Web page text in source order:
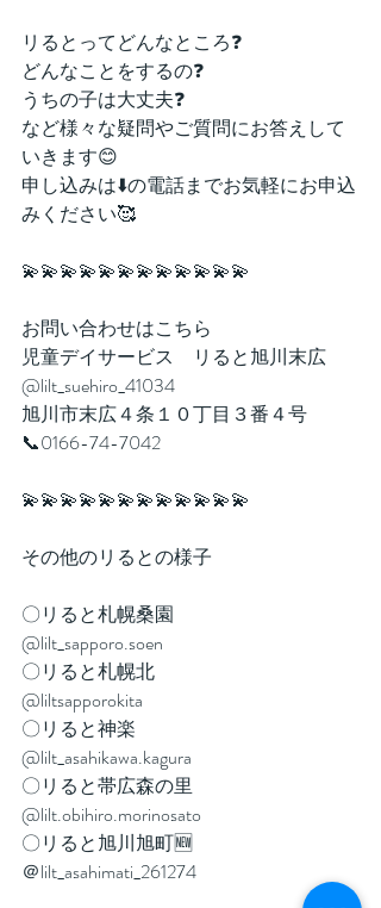
リるとってどんなところ❓⁡
どんなことをするの❓⁡
うちの子は大丈夫❓⁡
など様々な疑問やご質問にお答えして
いきます😊⁡⁡
申し込みは⬇️の電話までお気軽にお申込
みください🥰⁡
💫💫💫💫💫💫💫💫💫💫💫💫
お問い合わせはこちら
児童デイサービス　リると旭川末広
@lilt_suehiro_41034
旭川市末広４条１０丁目３番４号
📞0166-74-7042
💫💫💫💫💫💫💫💫💫💫💫💫
その他のリるとの様子
〇リると札幌桑園
@lilt_sapporo.soen
〇リると札幌北
@liltsapporokita
〇リると神楽
@lilt_asahikawa.kagura
〇リると帯広森の里
@lilt.obihiro.morinosato
〇リると旭川旭町🆕
＠lilt_asahimati_261274